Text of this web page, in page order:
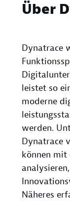
Über
Dynatrace
leistet so
moderne
werden.
Dynatrace
können mit
Näheres